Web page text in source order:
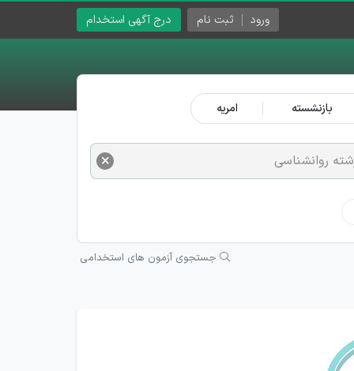
درج آگهی استخدام ورود ثبت نام
بازنشسته امریه
× روانشناسی
جستجوی آزمون های استخدامی